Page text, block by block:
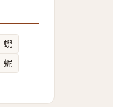
蜺
蚭